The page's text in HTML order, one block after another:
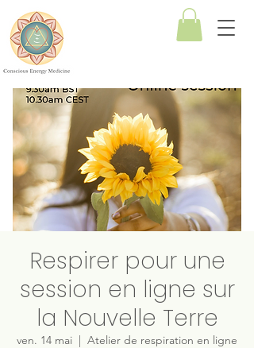
Medecine
Energetique de
Conscience
Respirer pour une
session en ligne sur
la Nouvelle Terre
ven. 14 mai
  |
Atelier de respiration en ligne